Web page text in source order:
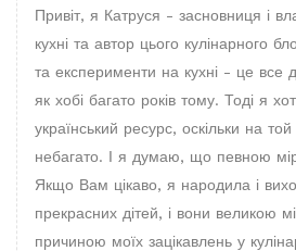
Привіт, я Катруся - засновниця і
кухні та автор цього кулінарного
та експерименти на кухні - це все
як хобі багато років тому. Тоді я
український ресурс, оскільки на
небагато. І я думаю, що певною
Якщо Вам цікаво, я народила і
прекрасних дітей, і вони великою
причиною моїх зацікавлень у